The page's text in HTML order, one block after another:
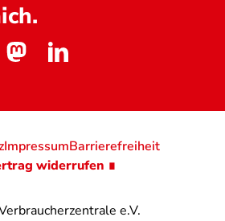
e.V.
ImpressumBarrierefreiheit
widerrufen ∎